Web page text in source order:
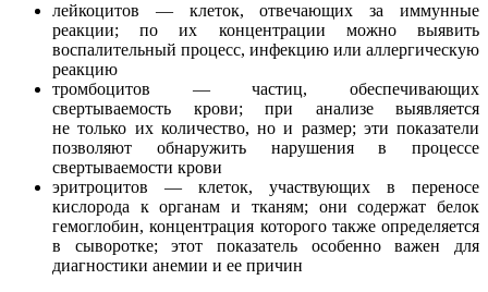
лейкоцитов — клеток, отвечающих за иммунные
реакции; по их концентрации можно выявить
воспалительный процесс, инфекцию или аллергическую
реакцию
тромбоцитов — частиц, обеспечивающих
свертываемость крови; при анализе выявляется
не только их количество, но и размер; эти показатели
позволяют обнаружить нарушения в процессе
свертываемости крови
эритроцитов — клеток, участвующих в переносе
кислорода к органам и тканям; они содержат белок
гемоглобин, концентрация которого также определяется
в сыворотке; этот показатель особенно важен для
диагностики анемии и ее причин